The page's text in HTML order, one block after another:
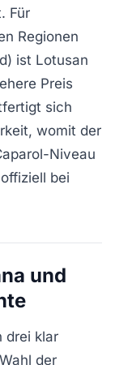
Für
Regionen
ist Lotusan
Preis
sich
womit der
Niveau
bei
und
drei klar
der